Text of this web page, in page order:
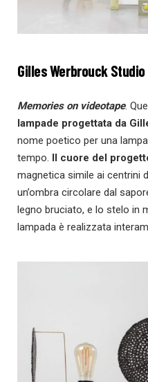
Gilles Werbrouck Studio
Memories on videotape.
lampade progettata da
nome poetico per una
tempo. Il cuore del
magnetica simile ai centrini
un’ombra circolare dal
legno bruciato, e lo stelo in
lampada è realizzata